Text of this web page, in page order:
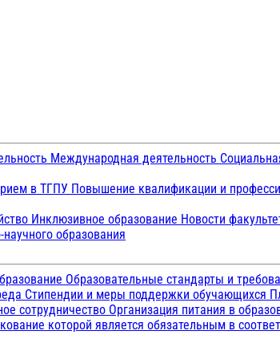
Международная деятельность
в ТГПУ Повышение квалификации и
Инклюзивное образование Новости
образования
Образовательные стандарты и
Стипендии и меры поддержки обучающихся
сотрудничество Организация питания в
которой является обязательным в